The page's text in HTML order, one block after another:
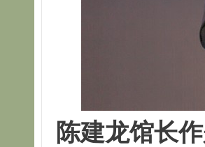
陈建龙馆长